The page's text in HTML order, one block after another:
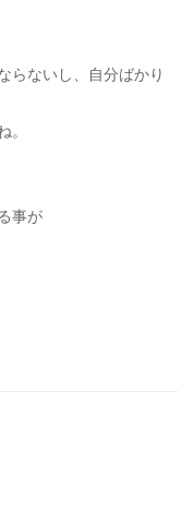
らないし、自分ばかり
事が